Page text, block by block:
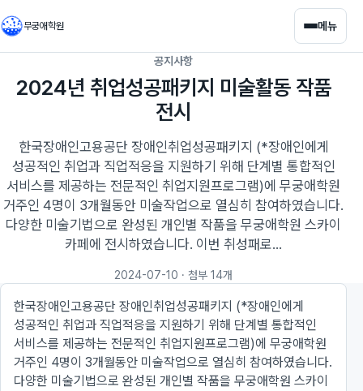
무궁애학원 메뉴
공지사항
2024년 취업성공패키지 미술활동 작품
전시
한국장애인고용공단 장애인취업성공패키지 (*장애인에게
성공적인 취업과 직업적응을 지원하기 위해 단계별 통합적인
서비스를 제공하는 전문적인 취업지원프로그램)에 무궁애학원
거주인 4명이 3개월동안 미술작업으로 열심히 참여하였습니다.
다양한 미술기법으로 완성된 개인별 작품을 무궁애학원 스카이
카페에 전시하였습니다. 이번 취성패로...
2024-07-10 · 첨부 14개
한국장애인고용공단 장애인취업성공패키지 (*장애인에게
성공적인 취업과 직업적응을 지원하기 위해 단계별 통합적인
서비스를 제공하는 전문적인 취업지원프로그램)에 무궁애학원
거주인 4명이 3개월동안 미술작업으로 열심히 참여하였습니다.
다양한 미술기법으로 완성된 개인별 작품을 무궁애학원 스카이